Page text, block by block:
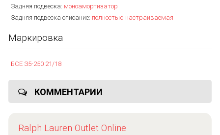
Задняя подвеска: моноамортизатор
Задняя подвеска описание: полностью настраиваемая
Маркировка
БСЕ З5-250 21/18
КОММЕНТАРИИ
Ralph Lauren Outlet Online